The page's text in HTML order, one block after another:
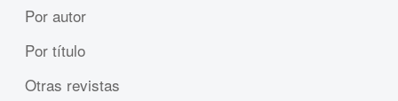
Por autor
Por título
Otras revistas